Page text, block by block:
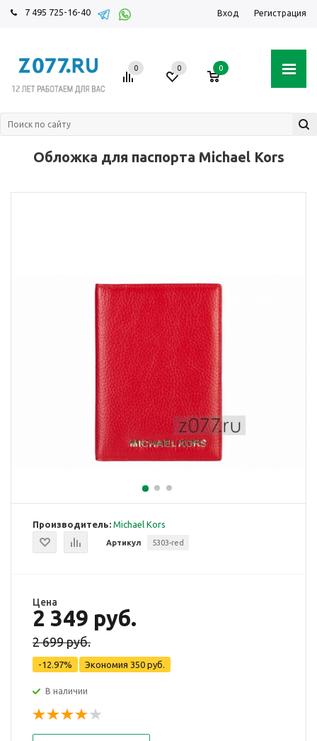
7 495 725-16-40 Вход Регистрация
0 0 0
Обложка для паспорта Michael Kors
Производитель: Michael Kors
Артикул 5303-red
Цена
2 349 руб.
2 699 руб.
-12.97% Экономия 350 руб.
В наличии